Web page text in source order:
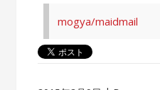
mogya/maidmail